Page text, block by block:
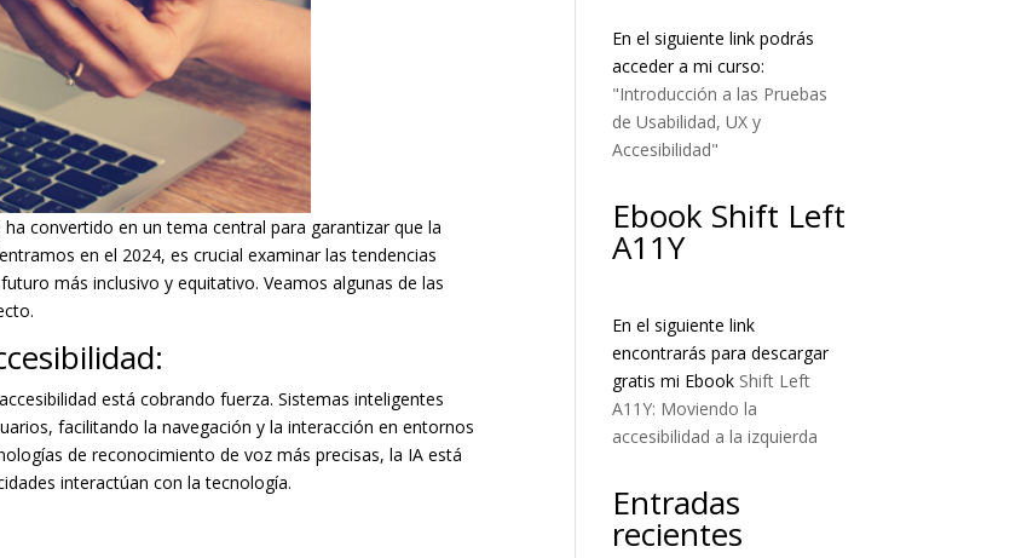
convertido en un tema central para garantizar que la
en el 2024, es crucial examinar las tendencias
más inclusivo y equitativo. Veamos algunas de las
está cobrando fuerza. Sistemas inteligentes
facilitando la navegación y la interacción en entornos
de reconocimiento de voz más precisas, la IA está
interactúan con la tecnología.
En el siguiente link podrás
acceder a mi curso:
"Introducción a las Pruebas
de Usabilidad, UX y
Accesibilidad"
Ebook Shift Left
A11Y
En el siguiente link
encontrarás para descargar
gratis mi Ebook Shift Left
A11Y: Moviendo la
accesibilidad a la izquierda
Entradas
recientes